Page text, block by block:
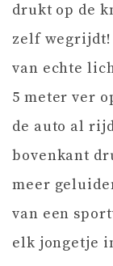
drukt op de
zelf
van echte
5 meter ver
de auto al
bovenkant
meer
van een
elk jongetje